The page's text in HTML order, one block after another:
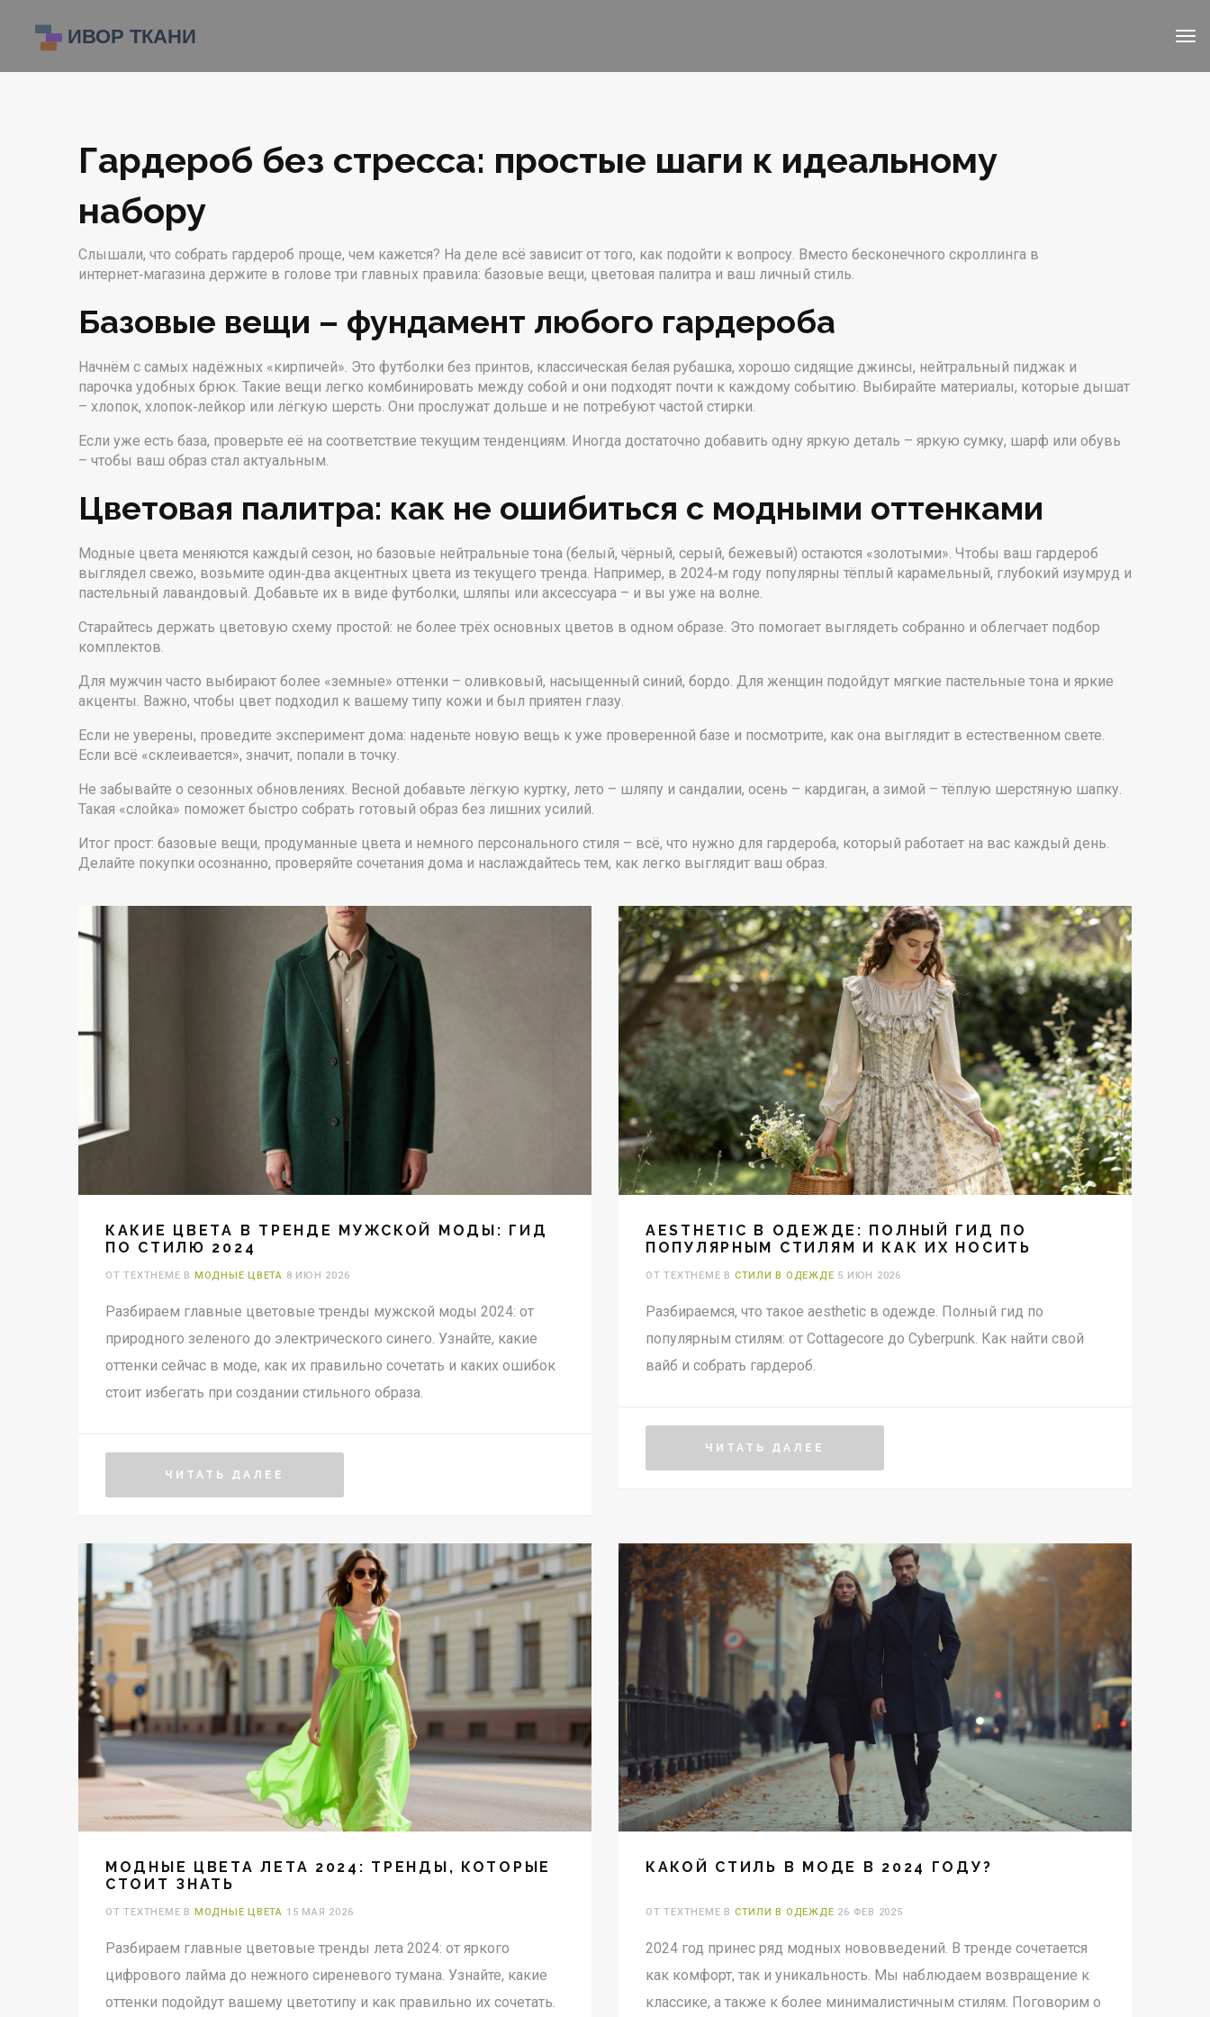
Гардероб без стресса: простые шаги к идеальному
набору
Слышали, что собрать гардероб проще, чем кажется? На деле всё зависит от того, как подойти к вопросу. Вместо бесконечного скроллинга в
интернет‑магазина держите в голове три главных правила: базовые вещи, цветовая палитра и ваш личный стиль.
Базовые вещи – фундамент любого гардероба
Начнём с самых надёжных «кирпичей». Это футболки без принтов, классическая белая рубашка, хорошо сидящие джинсы, нейтральный пиджак и
парочка удобных брюк. Такие вещи легко комбинировать между собой и они подходят почти к каждому событию. Выбирайте материалы, которые дышат
– хлопок, хлопок‑лейкор или лёгкую шерсть. Они прослужат дольше и не потребуют частой стирки.
Если уже есть база, проверьте её на соответствие текущим тенденциям. Иногда достаточно добавить одну яркую деталь – яркую сумку, шарф или обувь
– чтобы ваш образ стал актуальным.
Цветовая палитра: как не ошибиться с модными оттенками
Модные цвета меняются каждый сезон, но базовые нейтральные тона (белый, чёрный, серый, бежевый) остаются «золотыми». Чтобы ваш гардероб
выглядел свежо, возьмите один‑два акцентных цвета из текущего тренда. Например, в 2024‑м году популярны тёплый карамельный, глубокий изумруд и
пастельный лавандовый. Добавьте их в виде футболки, шляпы или аксессуара – и вы уже на волне.
Старайтесь держать цветовую схему простой: не более трёх основных цветов в одном образе. Это помогает выглядеть собранно и облегчает подбор
комплектов.
Для мужчин часто выбирают более «земные» оттенки – оливковый, насыщенный синий, бордо. Для женщин подойдут мягкие пастельные тона и яркие
акценты. Важно, чтобы цвет подходил к вашему типу кожи и был приятен глазу.
Если не уверены, проведите эксперимент дома: наденьте новую вещь к уже проверенной базе и посмотрите, как она выглядит в естественном свете.
Если всё «склеивается», значит, попали в точку.
Не забывайте о сезонных обновлениях. Весной добавьте лёгкую куртку, лето – шляпу и сандалии, осень – кардиган, а зимой – тёплую шерстяную шапку.
Такая «слойка» поможет быстро собрать готовый образ без лишних усилий.
Итог прост: базовые вещи, продуманные цвета и немного персонального стиля – всё, что нужно для гардероба, который работает на вас каждый день.
Делайте покупки осознанно, проверяйте сочетания дома и наслаждайтесь тем, как легко выглядит ваш образ.
КАКИЕ ЦВЕТА В ТРЕНДЕ МУЖСКОЙ МОДЫ: ГИД
ПО СТИЛЮ 2024
ОТ TEXTHEME В МОДНЫЕ ЦВЕТА 8 ИЮН 2026
Разбираем главные цветовые тренды мужской моды 2024: от
природного зеленого до электрического синего. Узнайте, какие
оттенки сейчас в моде, как их правильно сочетать и каких ошибок
стоит избегать при создании стильного образа.
ЧИТАТЬ ДАЛЕЕ
AESTHETIC В ОДЕЖДЕ: ПОЛНЫЙ ГИД ПО
ПОПУЛЯРНЫМ СТИЛЯМ И КАК ИХ НОСИТЬ
ОТ TEXTHEME В СТИЛИ В ОДЕЖДЕ 5 ИЮН 2026
Разбираемся, что такое aesthetic в одежде. Полный гид по
популярным стилям: от Cottagecore до Cyberpunk. Как найти свой
вайб и собрать гардероб.
ЧИТАТЬ ДАЛЕЕ
МОДНЫЕ ЦВЕТА ЛЕТА 2024: ТРЕНДЫ, КОТОРЫЕ
СТОИТ ЗНАТЬ
ОТ TEXTHEME В МОДНЫЕ ЦВЕТА 15 МАЯ 2026
Разбираем главные цветовые тренды лета 2024: от яркого
цифрового лайма до нежного сиреневого тумана. Узнайте, какие
оттенки подойдут вашему цветотипу и как правильно их сочетать.
КАКОЙ СТИЛЬ В МОДЕ В 2024 ГОДУ?
ОТ TEXTHEME В СТИЛИ В ОДЕЖДЕ 26 ФЕВ 2025
2024 год принес ряд модных нововведений. В тренде сочетается
как комфорт, так и уникальность. Мы наблюдаем возвращение к
классике, а также к более минималистичным стилям. Поговорим о